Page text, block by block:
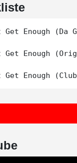
Enough (Da
Get Enough